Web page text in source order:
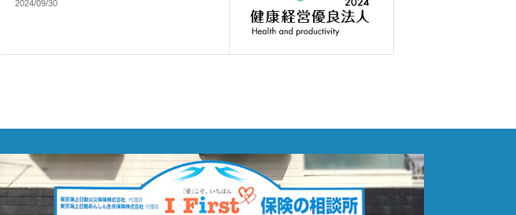
2024/09/30